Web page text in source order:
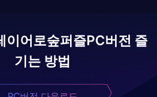
이어로숲퍼즐PC버전 즐
기는 방법